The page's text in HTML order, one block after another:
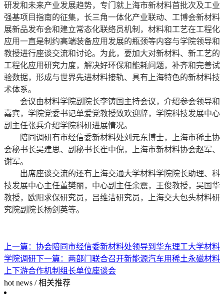
研发和未来产业发展趋势，专门就上海市新材料首批次及工业
强基项目指南的征集，长三角一体化产业联动、工博会新材料
展新品发布会和建立常态化联络员机制，材料和工艺在工程化
应用一直是制约高端装备应用发展的瓶颈等内容与学院领导和
教授进行座谈交流和讨论。为此，要加大对新材料、新工艺的
工程化应用研究力度，解决好环保和能耗问题，补齐和完善试
验数据，形成与世界先进材料接轨、具有上海特色的新材料技
术体系。
会议由材料学院副院长李铸国主持会议，介绍参会领导和
嘉宾，学院党委书记单爱党教授致欢迎辞，学院科技发展中心
副主任张兵介绍学院科研进展情况。
陪同调研有市经信委新材料处刘元东博士，上海市稀土协
会秘书长吴建思、副秘书长崔中倪，上海市新材料协会赵军、
谢军。
出席座谈交流的还有上海交通大学材料学院院长助理、科
技发展中心主任董樊丽，中心副主任余震，王俊教授，吴国华
教授，欧阳求保研究员，吕维洁研究员，上海交大包头材料研
究院副院长杨剑英等。
上一篇： 协会陪同市经信委新材料处领导到华东理工大学材料
学院调研下一篇： 两部门联合召开新能源汽车用稀土永磁材料
上下游合作机制组长单位座谈会
hot news / 相关推荐